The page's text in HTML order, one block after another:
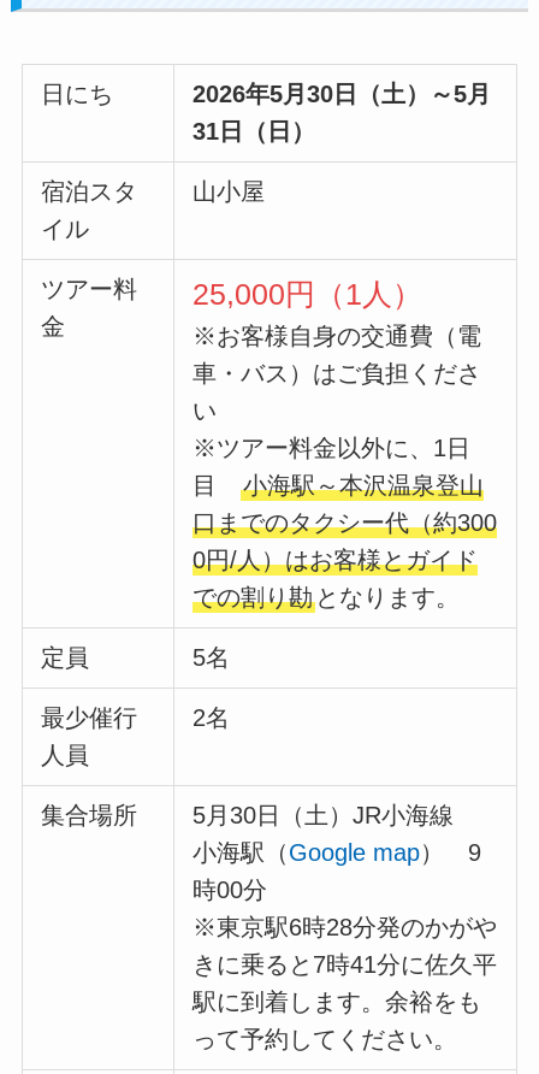
日にち
2026年5月30日（土）～5月
31日（日）
宿泊スタ
イル
山小屋
ツアー料
金
25,000円（1人）
※お客様自身の交通費（電
車・バス）はご負担くださ
い
※ツアー料金以外に、1日
目 小海駅～本沢温泉登山
口までのタクシー代（約300
0円/人）はお客様とガイド
での割り勘となります。
定員 5名
最少催行
人員
2名
集合場所
5月30日（土）JR小海線
小海駅（Google map） 9
時00分
※東京駅6時28分発のかがや
きに乗ると7時41分に佐久平
駅に到着します。余裕をも
って予約してください。